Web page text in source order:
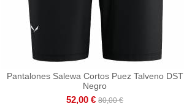
Pantalones Salewa Cortos Puez Talveno DST
Negro
52,00 € 80,00 €